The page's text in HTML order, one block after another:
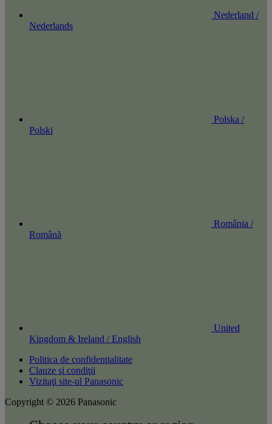
Nederland /
Nederlands
Polska /
Polski
România /
Română
United
Kingdom & Ireland / English
Politica de confidenţialitate
Clauze şi condiţii
Vizitaţi site-ul Panasonic
Copyright © 2026 Panasonic